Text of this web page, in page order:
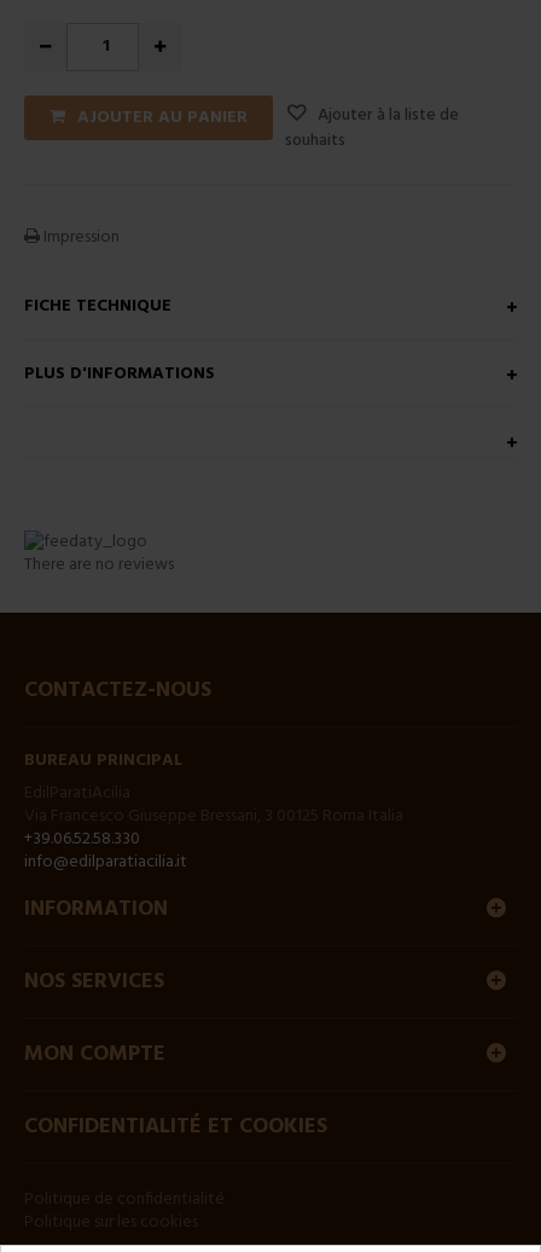
AJOUTER AU PANIER
Ajouter à la liste de
souhaits
Impression
FICHE TECHNIQUE
PLUS D'INFORMATIONS
There are no reviews
CONTACTEZ-NOUS
BUREAU PRINCIPAL
+39.06.52.58.330
info@edilparatiacilia.it
INFORMATION
NOS SERVICES
MON COMPTE
CONFIDENTIALITÉ ET COOKIES